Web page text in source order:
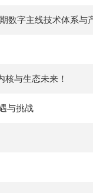
数字主线技术体系与
与生态未来！
与挑战